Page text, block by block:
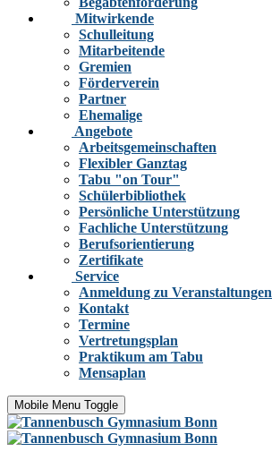
Mitwirkende
Schulleitung
Mitarbeitende
Gremien
Förderverein
Partner
Ehemalige
Angebote
Arbeitsgemeinschaften
Flexibler Ganztag
Tabu "on Tour"
Schülerbibliothek
Persönliche Unterstützung
Fachliche Unterstützung
Berufsorientierung
Zertifikate
Service
Anmeldung zu Veranstaltungen
Kontakt
Termine
Vertretungsplan
Praktikum am Tabu
Mensaplan
Mobile Menu Toggle